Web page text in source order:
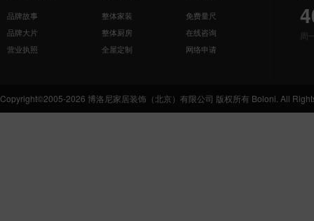
品牌故事
品牌大片
营业执照
整体家装
整体厨房
全屋定制
免费量尺
在线咨询
网络申请
周
Copyright©2005-2026 博洛尼家居装饰（北京）有限公司 版权所有 Boloni. All